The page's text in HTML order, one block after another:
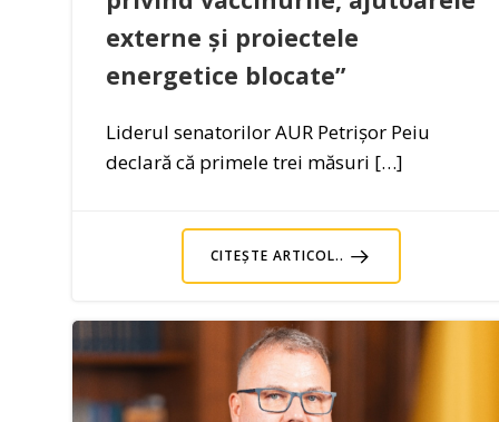
externe și proiectele
energetice blocate”
Liderul senatorilor AUR Petrișor Peiu
declară că primele trei măsuri […]
CITEȘTE ARTICOL..